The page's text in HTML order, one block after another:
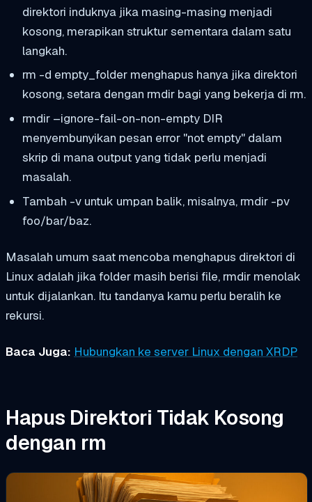
direktori induknya jika masing-masing menjadi
kosong, merapikan struktur sementara dalam satu
langkah.
rm -d empty_foldermenghapus hanya jika direktori
kosong, setara dengan rmdirbagi yang bekerja di rm.
rmdir –ignore-fail-on-non-empty DIR
menyembunyikan pesan error "not empty" dalam
skrip di mana output yang tidak perlu menjadi
masalah.
Tambah -vuntuk umpan balik, misalnya, rmdir -pv
foo/bar/baz.
Masalah umum saat mencoba menghapus direktori di
Linux adalah jika folder masih berisi file, rmdir menolak
untuk dijalankan. Itu tandanya kamu perlu beralih ke
rekursi.
Baca Juga: Hubungkan ke server Linux dengan XRDP
Hapus Direktori Tidak Kosong
dengan rm